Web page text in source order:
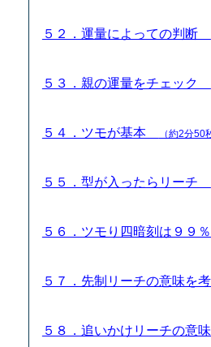
５２．運量によっての判断
５３．親の運量をチェック
５４．ツモが基本 （約2分50
５５．型が入ったらリーチ
５６．ツモり四暗刻は９９
５７．先制リーチの意味を
５８．追いかけリーチの意